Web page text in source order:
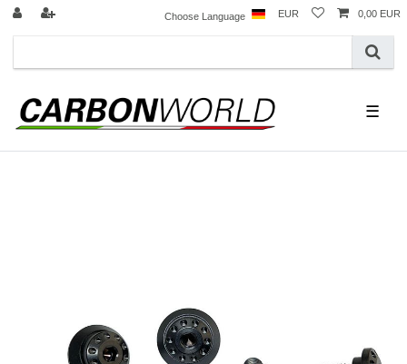
Choose Language EUR 0,00 EUR
☰